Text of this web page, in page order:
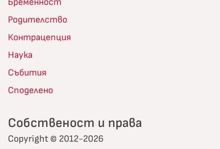
Собственост и права
Copyright © 2012-2026
Родителство
Контрацепция
Наука
Събития
Споделено